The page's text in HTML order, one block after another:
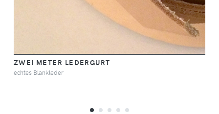
ZWEI METER LEDERGURT
echtes Blankleder